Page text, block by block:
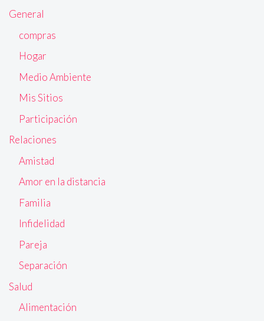
General
compras
Hogar
Medio Ambiente
Mis Sitios
Participación
Relaciones
Amistad
Amor en la distancia
Familia
Infidelidad
Pareja
Separación
Salud
Alimentación